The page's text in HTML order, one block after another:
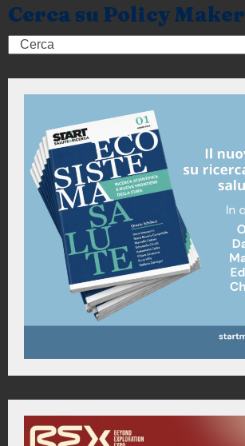
Cerca su Policy Maker
Search